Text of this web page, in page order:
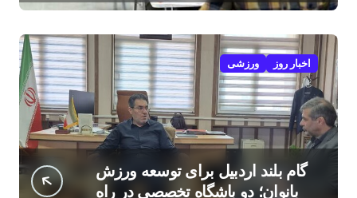
اخبار روز ورزشی
گام بلند اردبیل برای توسعه ورزش
بانوان؛ دو باشگاه تخصصی در راه